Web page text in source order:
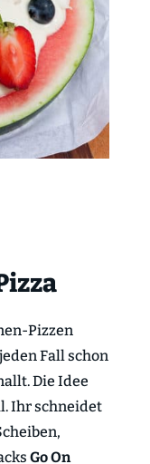
Pizzen
Fall schon
Die Idee
Ihr schneidet
Go On